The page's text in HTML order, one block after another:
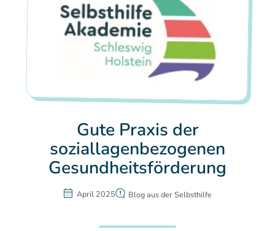
Gute Praxis der
soziallagenbezogenen
Gesundheitsförderung
April 2025 Blog aus der Selbsthilfe